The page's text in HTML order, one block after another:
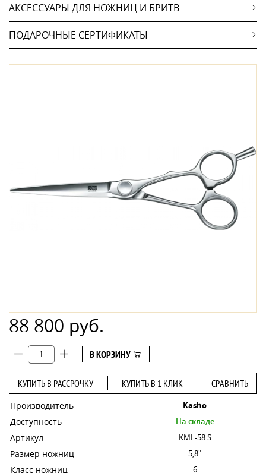
АКСЕССУАРЫ ДЛЯ НОЖНИЦ И БРИТВ
ПОДАРОЧНЫЕ СЕРТИФИКАТЫ
88 800 руб.
В КОРЗИНУ
КУПИТЬ В РАССРОЧКУ КУПИТЬ В 1 КЛИК СРАВНИТЬ
Производитель Kasho
Доступность На складе
Артикул KML-58 S
Размер ножниц 5,8"
Класс ножниц 6